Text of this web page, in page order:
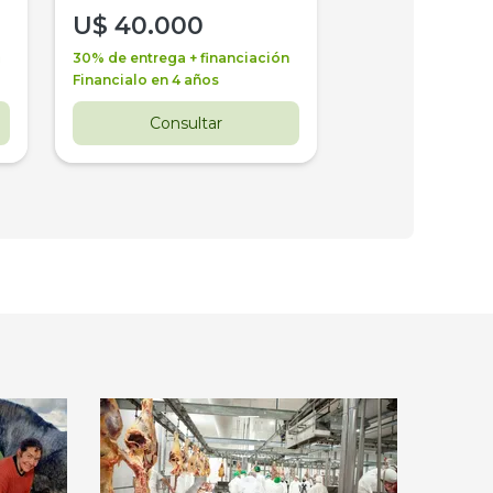
U$ 40.000
30% de entrega + financiación
Financialo en 4 años
Consultar